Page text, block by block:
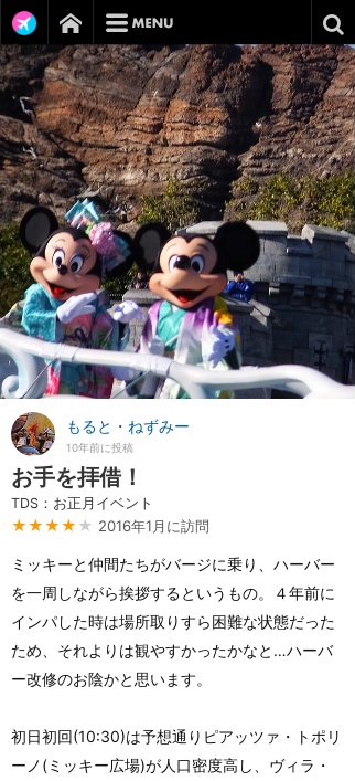
もると・ねずみー
10年前に投稿
お手を拝借！
TDS：お正月イベント
★★★★ ★ 2016年1月に訪問
ミッキーと仲間たちがバージに乗り、ハーバー
を一周しながら挨拶するというもの。４年前に
インパした時は場所取りすら困難な状態だった
ため、それよりは観やすかったかなと…ハーバ
ー改修のお陰かと思います。
初日初回(10:30)は予想通りピアッツァ・トポリ
ーノ(ミッキー広場)が人口密度高し、ヴィラ・